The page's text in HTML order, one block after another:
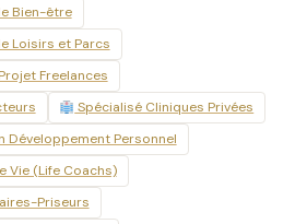
Bien-être
Loisirs et Parcs
Freelances
Spécialisé Cliniques Privées
Développement Personnel
Vie (Life Coachs)
Priseurs